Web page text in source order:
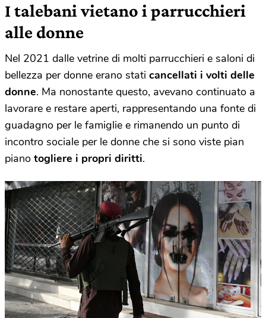
I talebani vietano i parrucchieri
alle donne
Nel 2021 dalle vetrine di molti parrucchieri e saloni di
bellezza per donne erano stati cancellati i volti delle
donne. Ma nonostante questo, avevano continuato a
lavorare e restare aperti, rappresentando una fonte di
guadagno per le famiglie e rimanendo un punto di
incontro sociale per le donne che si sono viste pian
piano togliere i propri diritti.